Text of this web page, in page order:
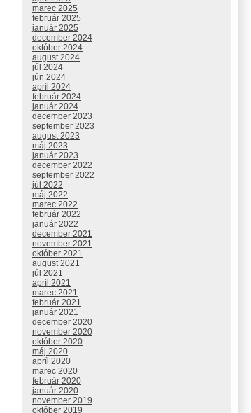
marec 2025
február 2025
január 2025
december 2024
október 2024
august 2024
júl 2024
jún 2024
apríl 2024
február 2024
január 2024
december 2023
september 2023
august 2023
máj 2023
január 2023
december 2022
september 2022
júl 2022
máj 2022
marec 2022
február 2022
január 2022
december 2021
november 2021
október 2021
august 2021
júl 2021
apríl 2021
marec 2021
február 2021
január 2021
december 2020
november 2020
október 2020
máj 2020
apríl 2020
marec 2020
február 2020
január 2020
november 2019
október 2019